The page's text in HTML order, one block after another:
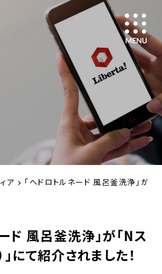
ア 「ヘドロトルネード 風呂釜洗浄」が「
ド 風呂釜洗浄」が「Nス
にて紹介されました！